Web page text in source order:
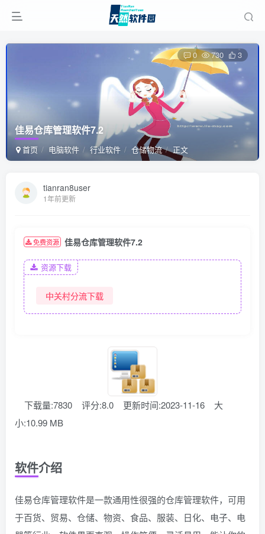
佳易仓库管理软件7.2
首页 电脑软件 行业软件 仓储物流 正文
0 730 3
tianran8user
1年前更新
免费资源 佳易仓库管理软件7.2
资源下载
中关村分流下载
下载量:7830 评分:8.0 更新时间:2023-11-16
大
小:10.99 MB
软件介绍
佳易仓库管理软件是一款通用性很强的仓库管理软件，可用
于百货、贸易、仓储、物资、食品、服装、日化、电子、电